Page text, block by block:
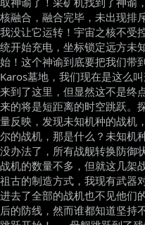
核融合，融合完毕，未出现排
我没让它运转！宇宙之核不受
统开始充电，坐标锁定远方未
始！这个神谕到底要把我们带
Karos墓地，我们现在是这么
来到了这里，但显然这不是终
来的将是短距离的时空跳跃。
量反映，发现未知机种的战机
尔的战机，那是什么？未知机
没办法了，所有战舰转换防御
战机的数量不多，但就这几架
祖古的制造方式，我现有武器
进去了全部的战机也不见他们
后的防线，然而谁都知道坚持